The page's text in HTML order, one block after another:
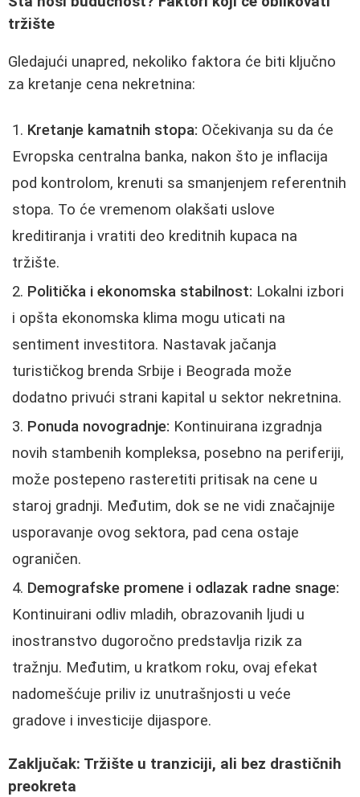
tržište
Gledajući unapred, nekoliko faktora će biti ključno
za kretanje cena nekretnina:
Kretanje kamatnih stopa: Očekivanja su da će
Evropska centralna banka, nakon što je inflacija
pod kontrolom, krenuti sa smanjenjem referentnih
stopa. To će vremenom olakšati uslove
kreditiranja i vratiti deo kreditnih kupaca na
tržište.
Politička i ekonomska stabilnost: Lokalni izbori
i opšta ekonomska klima mogu uticati na
sentiment investitora. Nastavak jačanja
turističkog brenda Srbije i Beograda može
dodatno privući strani kapital u sektor nekretnina.
Ponuda novogradnje: Kontinuirana izgradnja
novih stambenih kompleksa, posebno na periferiji,
može postepeno rasteretiti pritisak na cene u
staroj gradnji. Međutim, dok se ne vidi značajnije
usporavanje ovog sektora, pad cena ostaje
ograničen.
Demografske promene i odlazak radne snage:
Kontinuirani odliv mladih, obrazovanih ljudi u
inostranstvo dugoročno predstavlja rizik za
tražnju. Međutim, u kratkom roku, ovaj efekat
nadomešćuje priliv iz unutrašnjosti u veće
gradove i investicije dijaspore.
Zaključak: Tržište u tranziciji, ali bez drastičnih
preokreta